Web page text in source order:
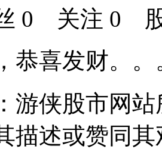
0 关注 0
恭喜发财。。
游侠股市网
描述或赞同